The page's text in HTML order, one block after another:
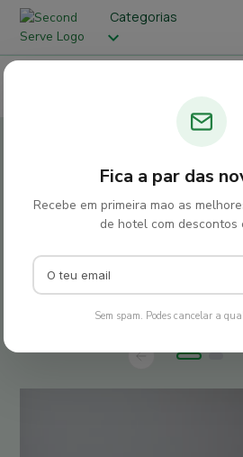
Fica a par das
Recebe em primeira mao as
de hotel com descontos
Sem spam. Podes cancelar a
Categorias
Sale do Infante
A Garage Sale que reúne
história, provenientes de
icónicos do Porto.
Explorar Produtos